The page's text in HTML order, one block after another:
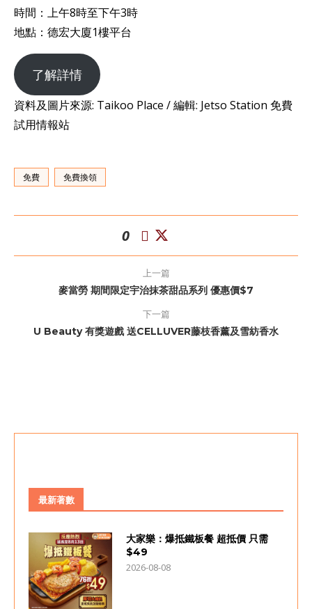
時間：上午8時至下午3時
地點：德宏大廈1樓平台
了解詳情
資料及圖片來源: Taikoo Place / 編輯: Jetso Station 免費
試用情報站
免費 免費換領
0
上一篇
麥當勞 期間限定宇治抹茶甜品系列 優惠價$7
下一篇
U Beauty 有獎遊戲 送CELLUVER藤枝香薰及雪紡香水
最新著數
大家樂：爆抵鐵板餐 超抵價 只需
$49
2026-08-08